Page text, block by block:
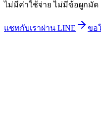
ไม่มีค่าใช้จ่าย ไม่มีข้อผูกมัด
แชทกับเราผ่าน LINE ขอ